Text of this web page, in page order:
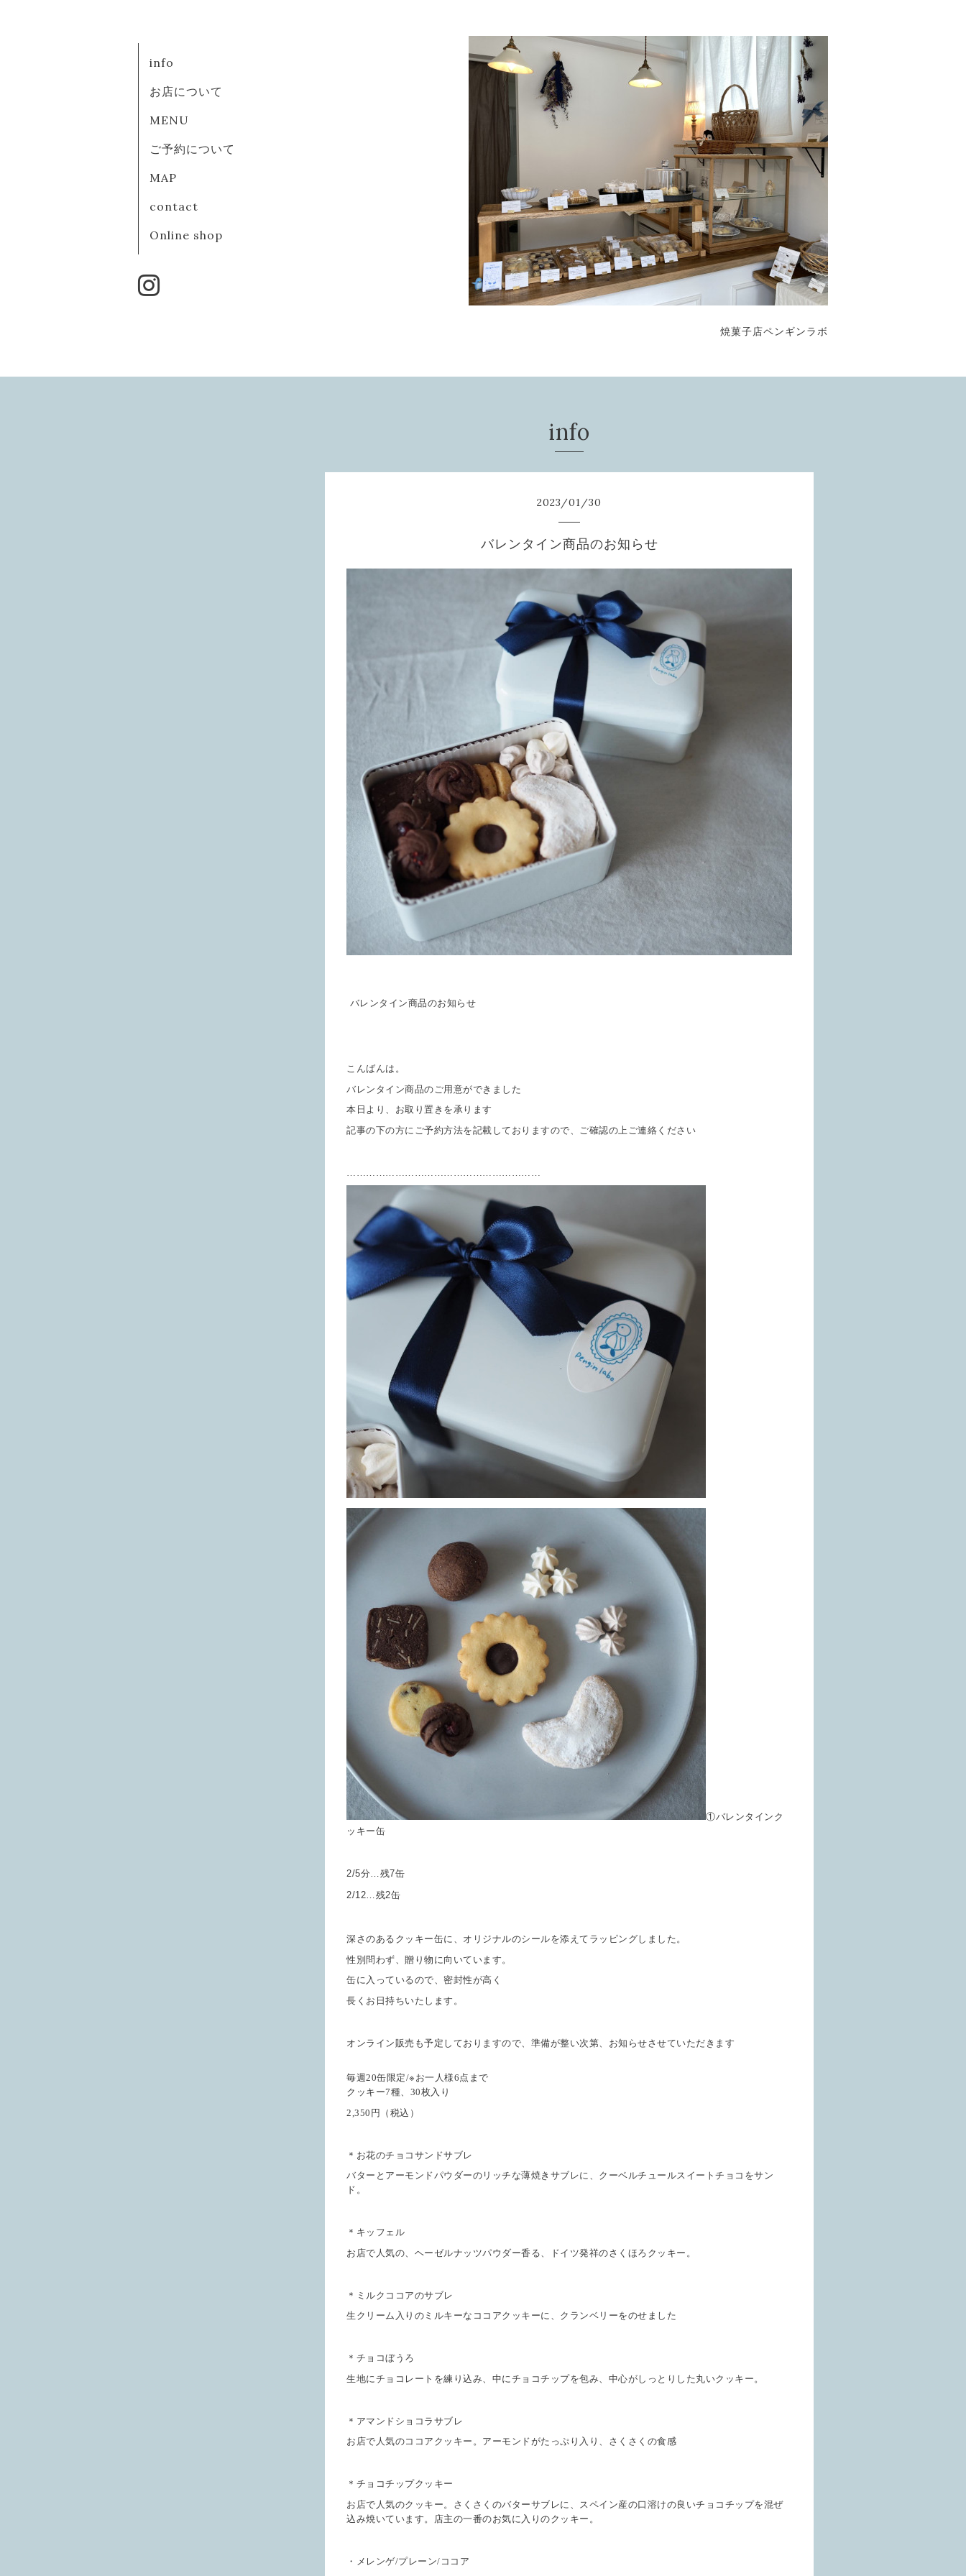
焼菓子店ペンギンラボ
info
お店について
MENU
ご予約について
MAP
contact
Online shop
info
2023/01/30
バレンタイン商品のお知らせ
バレンタイン商品のお知らせ
こんばんは。
バレンタイン商品のご用意ができました
本日より、お取り置きを承ります
記事の下の方にご予約方法を記載しておりますので、ご確認の上ご連絡ください
①バレンタインク
ッキー缶
2/5分…残7缶
2/12…残2缶
深さのあるクッキー缶に、オリジナルのシールを添えてラッピングしました。
性別問わず、贈り物に向いています。
缶に入っているので、密封性が高く
長くお日持ちいたします。
オンライン販売も予定しておりますので、準備が整い次第、お知らせさせていただきます
毎週20缶限定/※ お一人様6点まで
クッキー7種、 30枚入り
2,350 円（税込）
＊お花のチョコサンドサブレ
バターとアーモンドパウダーのリッチな薄焼きサブレに、クーベルチュールスイートチョコをサン
ド。
＊キッフェル
お店で人気の、ヘーゼルナッツパウダー香る、ドイツ発祥のさくほろクッキー。
＊ミルクココアのサブレ
生クリーム入りのミルキーなココアクッキーに、クランベリーをのせました
＊チョコぼうろ
生地にチョコレートを練り込み、中にチョコチップを包み、中心がしっとりした丸いクッキー。
＊アマンドショコラサブレ
お店で人気のココアクッキー。アーモンドがたっぷり入り、さくさくの食感
＊チョコチップクッキー
お店で人気のクッキー。さくさくのバターサブレに、スペイン産の口溶けの良いチョコチップを混ぜ
込み焼いています。店主の一番のお気に入りのクッキー。
・メレンゲ/プレーン/ ココア